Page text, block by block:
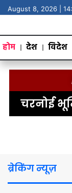
August 8, 2026 |
होम देश विदेश
भूमि का
ब्रेकिंग न्यूज़